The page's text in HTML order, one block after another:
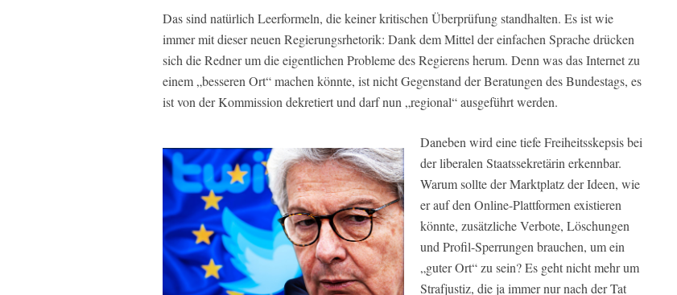
Das sind natürlich Leerformeln, die keiner kritischen Überprüfung standhalten. Es ist wie
immer mit dieser neuen Regierungsrhetorik: Dank dem Mittel der einfachen Sprache drücken
sich die Redner um die eigentlichen Probleme des Regierens herum. Denn was das Internet zu
einem „besseren Ort“ machen könnte, ist nicht Gegenstand der Beratungen des Bundestags, es
ist von der Kommission dekretiert und darf nun „regional“ ausgeführt werden.
Daneben wird eine tiefe Freiheitsskepsis bei
der liberalen Staatssekretärin erkennbar.
Warum sollte der Marktplatz der Ideen, wie
er auf den Online-Plattformen existieren
könnte, zusätzliche Verbote, Löschungen
und Profil-Sperrungen brauchen, um ein
„guter Ort“ zu sein? Es geht nicht mehr um
Strafjustiz, die ja immer nur nach der Tat